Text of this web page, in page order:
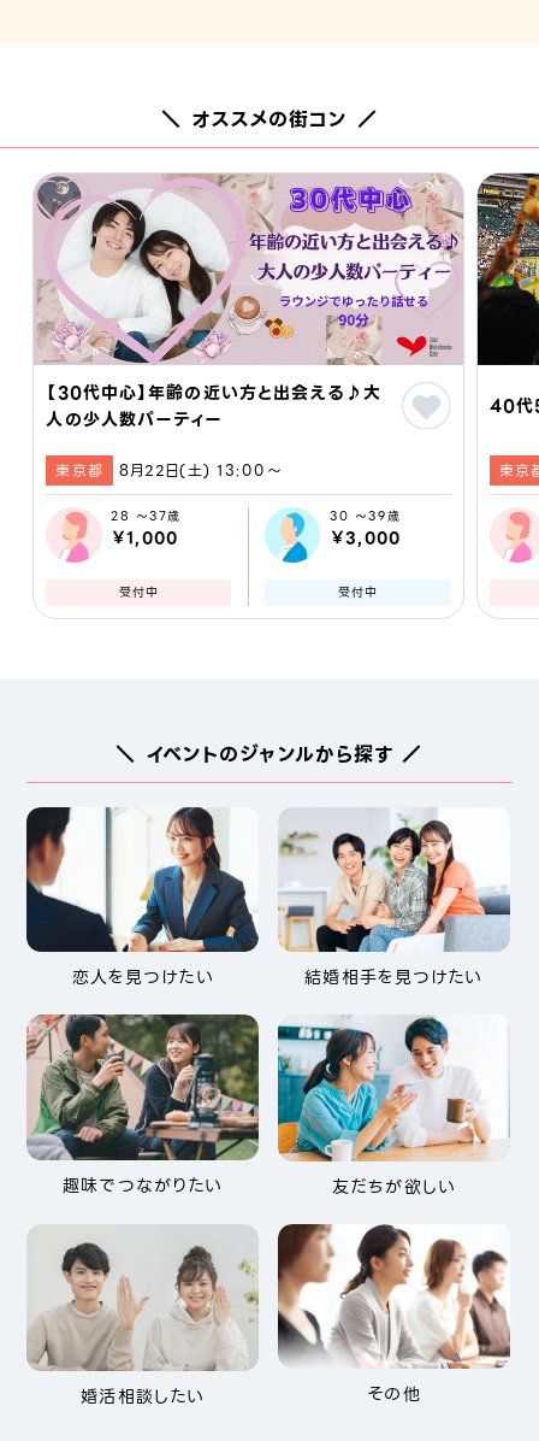
＼ オススメの街コン ／
【30代中心】年齢の近い方と出会える♪大
人の少人数パーティー
東京都 8月22日(土) 13:00〜
28 ～37歳
￥1,000
受付中
30 ～39歳
￥3,000
受付中
40代
東京
＼ イベントのジャンルから探す ／
恋人を見つけたい 結婚相手を見つけたい
趣味でつながりたい 友だちが欲しい
婚活相談したい その他